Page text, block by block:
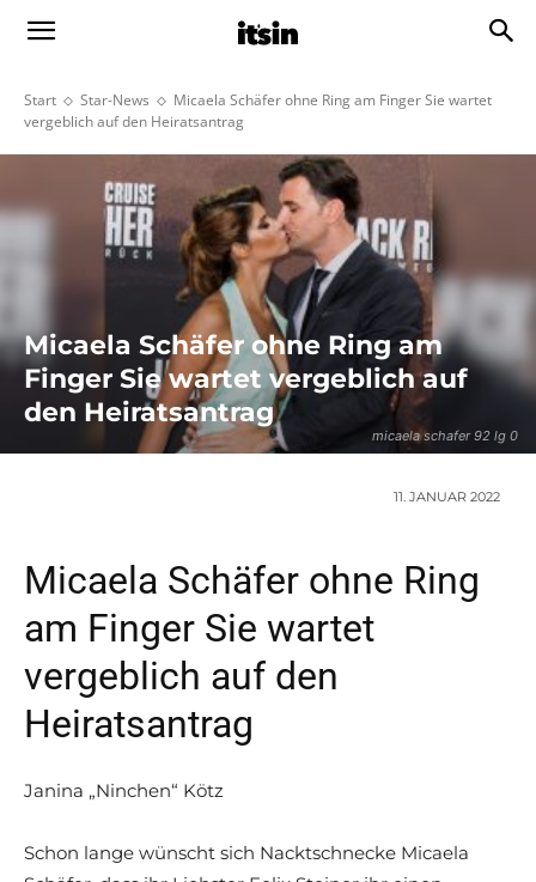
Start Star-News
Micaela Schäfer ohne Ring am Finger Sie wartet
vergeblich auf den Heiratsantrag
micaela schafer 92 lg 0
Micaela Schäfer ohne Ring am
Finger Sie wartet vergeblich auf
den Heiratsantrag
11. JANUAR 2022
Micaela Schäfer ohne Ring
am Finger Sie wartet
vergeblich auf den
Heiratsantrag
Janina „Ninchen“ Kötz
Schon lange wünscht sich Nacktschnecke Micaela